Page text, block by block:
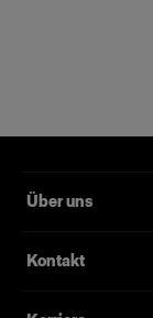
Über uns
Kontakt